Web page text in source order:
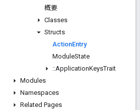
概要
Classes
Structs
ActionEntry
ModuleState
::ApplicationKeysTrait
Modules
Namespaces
Related Pages